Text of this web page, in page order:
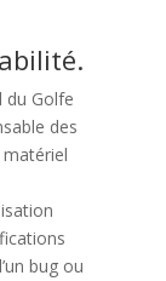
du Golfe
des
bug ou